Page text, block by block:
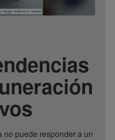
puede responder a un